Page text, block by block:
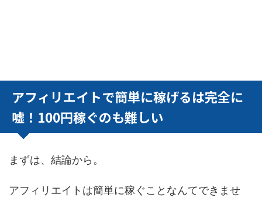
アフィリエイトで簡単に稼げるは完全に
嘘！100円稼ぐのも難しい
まずは、結論から。
アフィリエイトは簡単に稼ぐことなんてできませ